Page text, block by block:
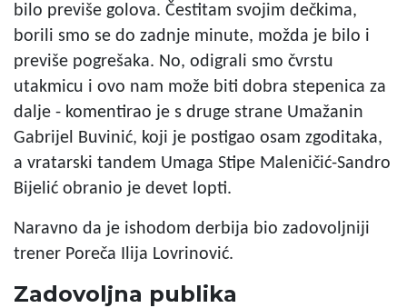
bilo previše golova. Čestitam svojim dečkima,
borili smo se do zadnje minute, možda je bilo i
previše pogrešaka. No, odigrali smo čvrstu
utakmicu i ovo nam može biti dobra stepenica za
dalje - komentirao je s druge strane Umažanin
Gabrijel Buvinić, koji je postigao osam zgoditaka,
a vratarski tandem Umaga Stipe Maleničić-Sandro
Bijelić obranio je devet lopti.
Naravno da je ishodom derbija bio zadovoljniji
trener Poreča Ilija Lovrinović.
Zadovoljna publika